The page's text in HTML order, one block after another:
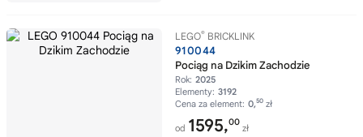
LEGO® BRICKLINK
910044
Pociąg na Dzikim Zachodzie
Rok: 2025
Elementy: 3192
Cena za element: 0,50 zł
od 1595,00
zł